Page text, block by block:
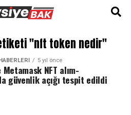
"nft token nedir"
5 yıl önce
Metamask NFT alım-
güvenlik açığı tespit edildi